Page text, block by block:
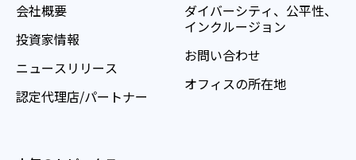
会社概要
投資家情報
ニュースリリース
認定代理店/パートナー
ダイバーシティ、公平性、
インクルージョン
お問い合わせ
オフィスの所在地